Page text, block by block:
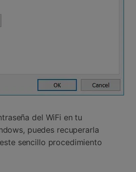
del WiFi en tu
puedes recuperarla
sencillo procedimiento